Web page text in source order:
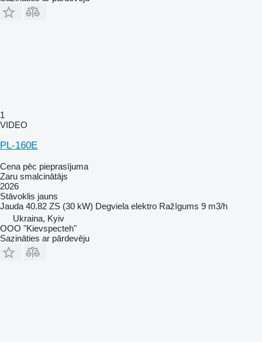
1
VIDEO
PL-160E
Cena pēc pieprasījuma
Zaru smalcinātājs
2026
Stāvoklis jauns
Jauda 40.82 ZS (30 kW) Degviela elektro Ražīgums 9 m3/h
Ukraina, Kyiv
OOO "Kievspecteh"
Sazināties ar pārdevēju